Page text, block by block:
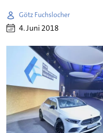
Götz Fuchslocher
4. Juni 2018